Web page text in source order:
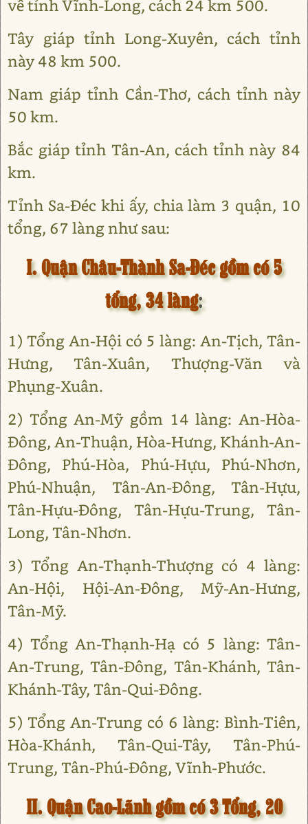
về tỉnh Vĩnh-Long, cách 24 km 500.
Tây giáp tỉnh Long-Xuyên, cách tỉnh
này 48 km 500.
Nam giáp tỉnh Cần-Thơ, cách tỉnh này
50 km.
Bắc giáp tỉnh Tân-An, cách tỉnh này 84
km.
Tỉnh Sa-Đéc khi ấy, chia làm 3 quận, 10
tổng, 67 làng như sau:
I. Quận Châu-Thành Sa-Đéc gồm có 5
tổng, 34 làng:
1) Tổng An-Hội có 5 làng: An-Tịch, Tân-
Hưng, Tân-Xuân, Thượng-Văn và
Phụng-Xuân.
2) Tổng An-Mỹ gồm 14 làng: An-Hòa-
Đông, An-Thuận, Hòa-Hưng, Khánh-An-
Đông, Phú-Hòa, Phú-Hựu, Phú-Nhơn,
Phú-Nhuận, Tân-An-Đông, Tân-Hựu,
Tân-Hựu-Đông, Tân-Hựu-Trung, Tân-
Long, Tân-Nhơn.
3) Tổng An-Thạnh-Thượng có 4 làng:
An-Hội, Hội-An-Đông, Mỹ-An-Hưng,
Tân-Mỹ.
4) Tổng An-Thạnh-Hạ có 5 làng: Tân-
An-Trung, Tân-Đông, Tân-Khánh, Tân-
Khánh-Tây, Tân-Qui-Đông.
5) Tổng An-Trung có 6 làng: Bình-Tiên,
Hòa-Khánh, Tân-Qui-Tây, Tân-Phú-
Trung, Tân-Phú-Đông, Vĩnh-Phước.
II. Quận Cao-Lãnh gồm có 3 Tổng, 20